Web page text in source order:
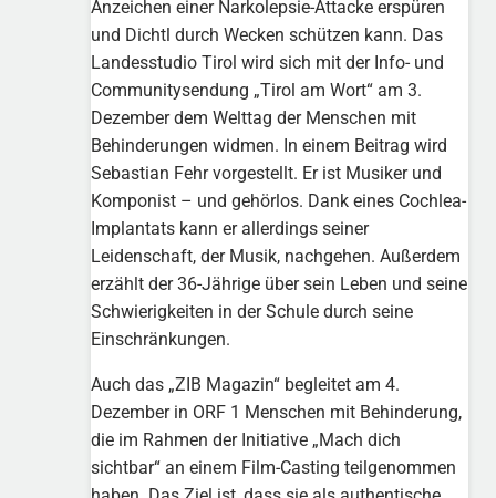
Anzeichen einer Narkolepsie-Attacke erspüren
und Dichtl durch Wecken schützen kann. Das
Landesstudio Tirol wird sich mit der Info- und
Communitysendung „Tirol am Wort“ am 3.
Dezember dem Welttag der Menschen mit
Behinderungen widmen. In einem Beitrag wird
Sebastian Fehr vorgestellt. Er ist Musiker und
Komponist – und gehörlos. Dank eines Cochlea-
Implantats kann er allerdings seiner
Leidenschaft, der Musik, nachgehen. Außerdem
erzählt der 36-Jährige über sein Leben und seine
Schwierigkeiten in der Schule durch seine
Einschränkungen.
Auch das „ZIB Magazin“ begleitet am 4.
Dezember in ORF 1 Menschen mit Behinderung,
die im Rahmen der Initiative „Mach dich
sichtbar“ an einem Film-Casting teilgenommen